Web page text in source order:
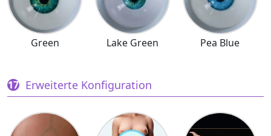
Green Lake Green Pea Blue
Erweiterte Konfiguration